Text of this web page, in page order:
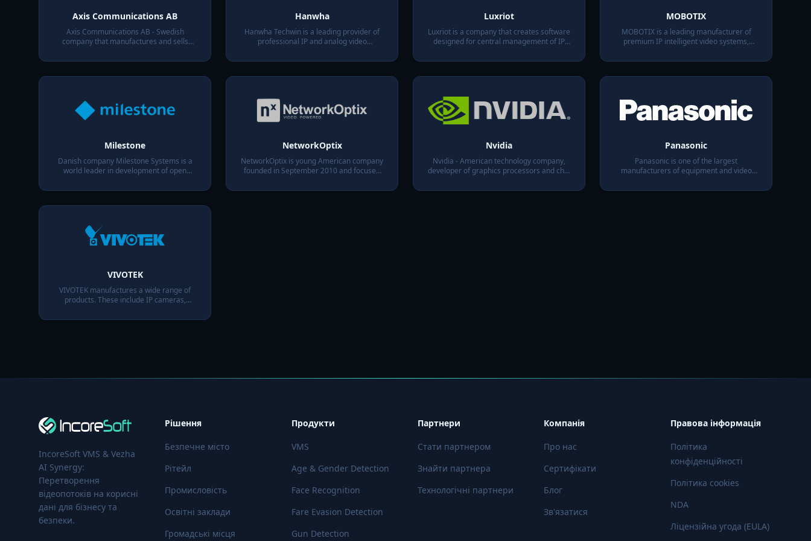
Axis Communications AB
Axis Communications AB - Swedish
company that manufactures and sells
systems
Hanwha
Hanwha Techwin is a leading provider of
professional IP and analog video
Luxriot
Luxriot is a company that creates software
designed for central management of IP
MOBOTIX
MOBOTIX is a leading manufacturer of
premium IP intelligent video systems,
camera technology
Milestone
Danish company Milestone Systems is a
world leader in development of open
which IP-based security video surveillance
NetworkOptix
NetworkOptix is ​young American company
founded in September 2010 and focused
surveillance system
Nvidia
Nvidia - American technology company,
developer of graphics processors and chip
Panasonic
Panasonic is one of the largest
manufacturers of equipment and video
VIVOTEK
VIVOTEK manufactures a wide range of
products. These include IP cameras,
servers
IncoreSoft VMS & Vezha
AI Synergy:
Перетворення
відеопотоків на корисні
дані для бізнесу та
безпеки.
Рішення
Безпечне місто
Рітейл
Промисловість
Освітні заклади
Громадські місця
Продукти
VMS
Age & Gender Detection
Face Recognition
Fare Evasion Detection
Gun Detection
Партнери
Стати партнером
Знайти партнера
Технологічні партнери
Компанія
Про нас
Сертифікати
Блог
Зв'язатися
Правова інформація
Політика
конфіденційності
Політика cookies
NDA
Ліцензійна угода (EULA)